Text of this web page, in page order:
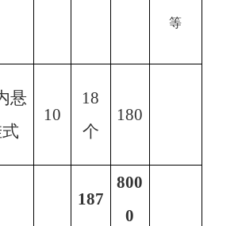
等
悬
10
18
个
180
187
800
0